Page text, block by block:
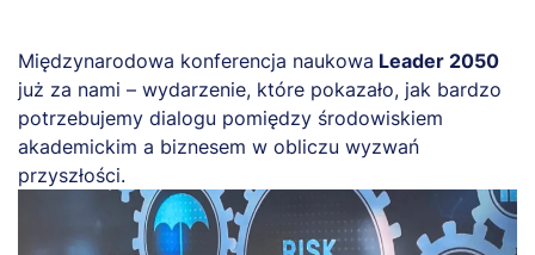
Międzynarodowa konferencja naukowa Leader 2050
już za nami – wydarzenie, które pokazało, jak bardzo
potrzebujemy dialogu pomiędzy środowiskiem
akademickim a biznesem w obliczu wyzwań
przyszłości.